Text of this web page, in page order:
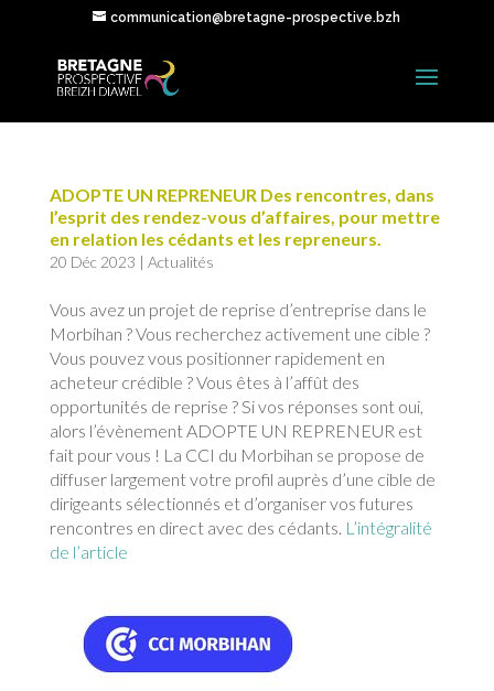
communication@bretagne-prospective.bzh
ADOPTE UN REPRENEUR Des rencontres, dans
l’esprit des rendez-vous d’affaires, pour mettre
en relation les cédants et les repreneurs.
20 Déc 2023 | Actualités
Vous avez un projet de reprise d’entreprise dans le
Morbihan ? Vous recherchez activement une cible ?
Vous pouvez vous positionner rapidement en
acheteur crédible ? Vous êtes à l’affût des
opportunités de reprise ? Si vos réponses sont oui,
alors l’évènement ADOPTE UN REPRENEUR est
fait pour vous ! La CCI du Morbihan se propose de
diffuser largement votre profil auprès d’une cible de
dirigeants sélectionnés et d’organiser vos futures
rencontres en direct avec des cédants. L’intégralité
de l’article